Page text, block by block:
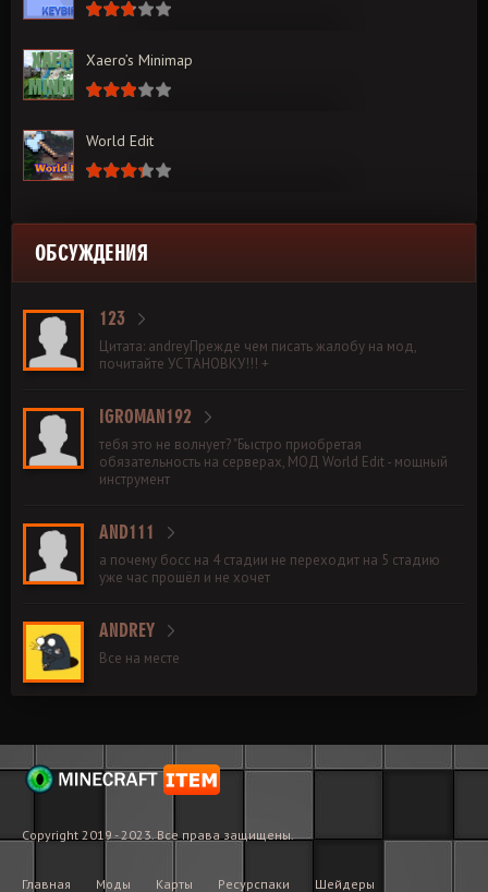
Xaero’s Minimap
World Edit
ОБСУЖДЕНИЯ
123
Цитата: andreyПрежде чем писать жалобу на мод,
почитайте УСТАНОВКУ!!! +
IGROMAN192
тебя это не волнует? "Быстро приобретая
обязательность на серверах, МОД World Edit - мощный
инструмент
AND111
а почему босс на 4 стадии не переходит на 5 стадию
уже час прошёл и не хочет
ANDREY
Все на месте
Copyright 2019 - 2023. Все права защищены.
Главная Моды Карты Ресурспаки Шейдеры